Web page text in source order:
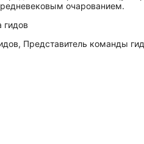
очарованием.
Представитель команды